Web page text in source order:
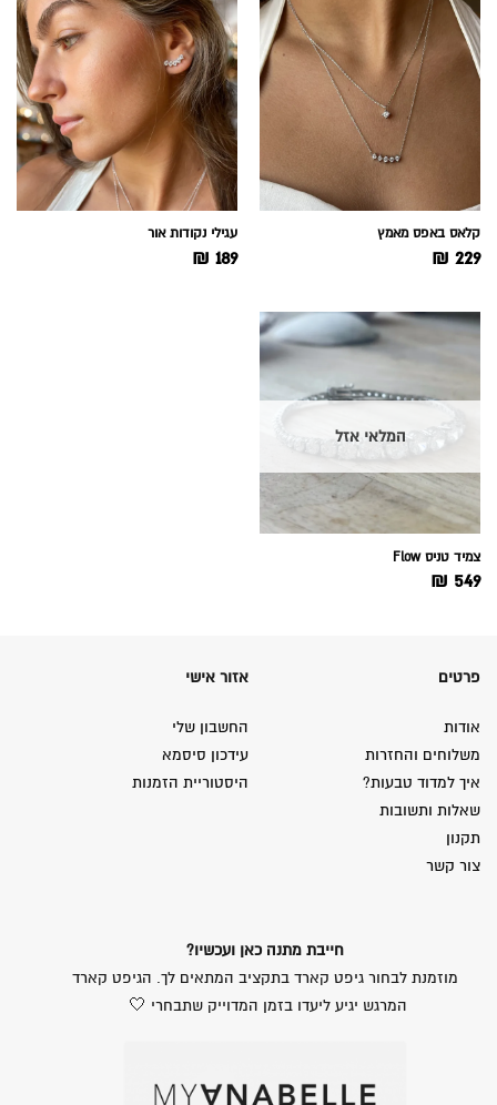
קלאס באפס מאמץ
229
₪
עגילי נקודות אור
189
₪
המלאי אזל
צמיד טניס Flow
549
₪
פרטים
אודות
משלוחים והחזרות
איך למדוד טבעות?
שאלות ותשובות
תקנון
צור קשר
אזור אישי
החשבון שלי
עידכון סיסמא
היסטוריית הזמנות
חייבת מתנה כאן ועכשיו?
מוזמנת לבחור גיפט קארד בתקציב המתאים לך. הגיפט קארד
המרגש יגיע ליעדו בזמן המדוייק שתבחרי 🤍